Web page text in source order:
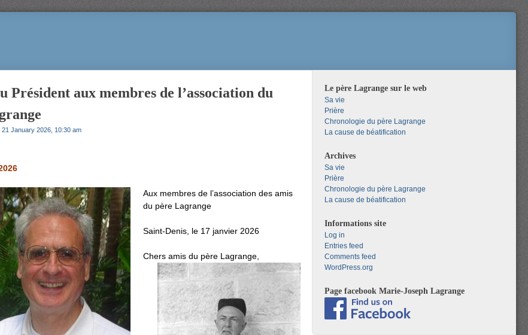
Président aux membres de l’association du
21 January 2026, 10:30 am
Aux membres de l’association des amis
du père Lagrange
Saint-Denis, le 17 janvier 2026
Chers amis du père Lagrange,
Le père Lagrange sur le web
Sa vie
Prière
Chronologie du père Lagrange
La cause de béatification
Archives
Sa vie
Prière
Chronologie du père Lagrange
La cause de béatification
Informations site
Log in
Entries feed
Comments feed
WordPress.org
Page facebook Marie-Joseph Lagrange